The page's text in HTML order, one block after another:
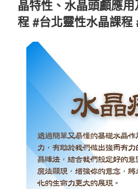
晶特性、水晶頭顱應
程 #台北靈性水晶課程